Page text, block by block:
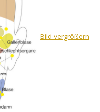
Bild vergrößern